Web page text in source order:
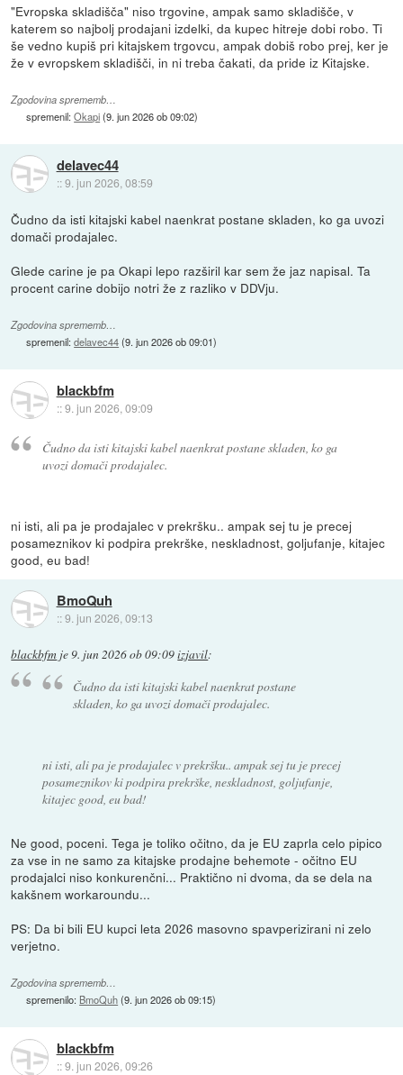
"Evropska skladišča" niso trgovine, ampak samo skladišče, v
katerem so najbolj prodajani izdelki, da kupec hitreje dobi robo. Ti
še vedno kupiš pri kitajskem trgovcu, ampak dobiš robo prej, ker je
že v evropskem skladišči, in ni treba čakati, da pride iz Kitajske.
Zgodovina sprememb…
spremenil:Okapi(9. jun 2026 ob 09:02)
delavec44
::9. jun 2026, 08:59
Čudno da isti kitajski kabel naenkrat postane skladen, ko ga uvozi
domači prodajalec.
Glede carine je pa Okapi lepo razširil kar sem že jaz napisal. Ta
procent carine dobijo notri že z razliko v DDVju.
Zgodovina sprememb…
spremenil:delavec44(9. jun 2026 ob 09:01)
blackbfm
::9. jun 2026, 09:09
Čudno da isti kitajski kabel naenkrat postane skladen, ko ga
uvozi domači prodajalec.
ni isti, ali pa je prodajalec v prekršku.. ampak sej tu je precej
posameznikov ki podpira prekrške, neskladnost, goljufanje, kitajec
good, eu bad!
BmoQuh
::9. jun 2026, 09:13
blackbfm je9. jun 2026 ob 09:09izjavil:
Čudno da isti kitajski kabel naenkrat postane
skladen, ko ga uvozi domači prodajalec.
ni isti, ali pa je prodajalec v prekršku.. ampak sej tu je precej
posameznikov ki podpira prekrške, neskladnost, goljufanje,
kitajec good, eu bad!
Ne good, poceni. Tega je toliko očitno, da je EU zaprla celo pipico
za vse in ne samo za kitajske prodajne behemote - očitno EU
prodajalci niso konkurenčni... Praktično ni dvoma, da se dela na
kakšnem workaroundu...
PS: Da bi bili EU kupci leta 2026 masovno spavperizirani ni zelo
verjetno.
Zgodovina sprememb…
spremenilo: BmoQuh(9. jun 2026 ob 09:15)
blackbfm
::9. jun 2026, 09:26